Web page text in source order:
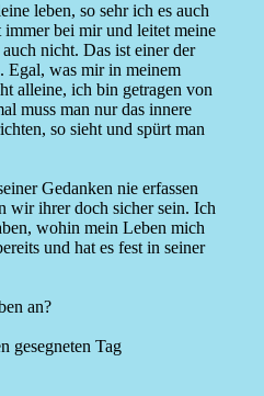
leben, so sehr ich es auch
bei mir und leitet meine
nicht. Das ist einer der
Egal, was mir in meinem
alleine, ich bin getragen von
muss man nur das innere
so sieht und spürt man
Gedanken nie erfassen
wir ihrer doch sicher sein. Ich
wohin mein Leben mich
und hat es fest in seiner
an?
gesegneten Tag